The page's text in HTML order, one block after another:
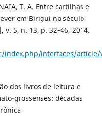
T. A. Entre cartilhas e
em Birigui no século
v. 5, n. 13, p. 32–46, 2014.
index.php/interfaces/article/
dos livros de leitura e
grossenses: décadas